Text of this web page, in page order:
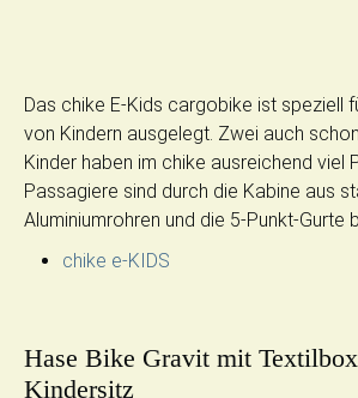
Das chike E-Kids cargobike ist speziell
von Kindern ausgelegt. Zwei auch
Kinder haben im chike ausreichend viel
Passagiere sind durch die Kabine aus
Aluminiumrohren und die 5-Punkt-Gurte
chike e-KIDS
Hase Bike Gravit mit
Kindersitz